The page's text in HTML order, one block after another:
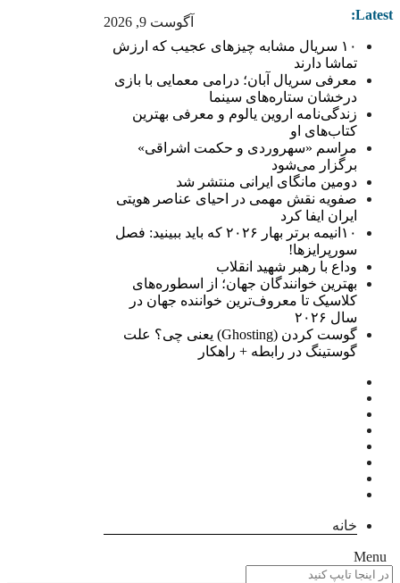
آگوست 9, 2026 Latest:
۱۰ سریال مشابه چیزهای عجیب که ارزش
تماشا دارند
معرفی سریال آبان؛ درامی معمایی با بازی
درخشان ستاره‌های سینما
زندگی‌نامه اروین یالوم و معرفی بهترین
کتاب‌های او
مراسم «سهروردی و حکمت اشراقی»
برگزار می‌شود
دومین مانگای ایرانی منتشر شد
صفویه نقش مهمی در احیای عناصر هویتی
ایران ایفا کرد
۱۰انیمه برتر بهار ۲۰۲۶ که باید ببینید: فصل
سورپرایزها!
وداع با رهبر شهید انقلاب
بهترین خوانندگان جهان؛ از اسطوره‌های
کلاسیک تا معروف‌ترین خواننده جهان در
سال ۲۰۲۶
گوست کردن (Ghosting) یعنی چی؟ علت
گوستینگ در رابطه + راهکار
خانه
Menu